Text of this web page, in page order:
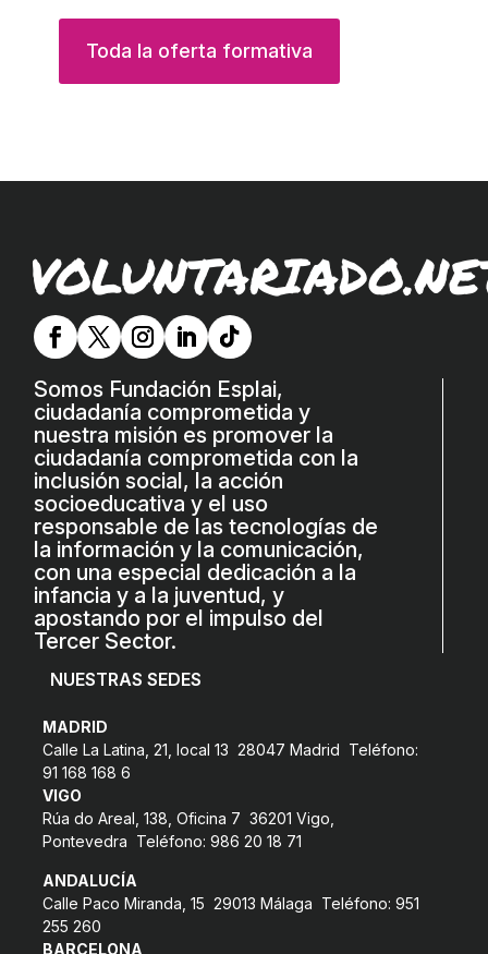
Toda la oferta formativa
Somos Fundación Esplai,
ciudadanía comprometida y
nuestra misión es promover la
ciudadanía comprometida con la
inclusión social, la acción
socioeducativa y el uso
responsable de las tecnologías de
la información y la comunicación,
con una especial dedicación a la
infancia y a la juventud, y
apostando por el impulso del
Tercer Sector.
NUESTRAS SEDES
MADRID
Calle La Latina, 21, local 13 28047 Madrid Teléfono:
91 168 168 6
VIGO
Rúa do Areal, 138, Oficina 7 36201 Vigo,
Pontevedra Teléfono: 986 20 18 71
ANDALUCÍA
Calle Paco Miranda, 15 29013 Málaga Teléfono: 951
255 260
BARCELONA